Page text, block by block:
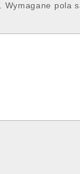
Wymagane pola